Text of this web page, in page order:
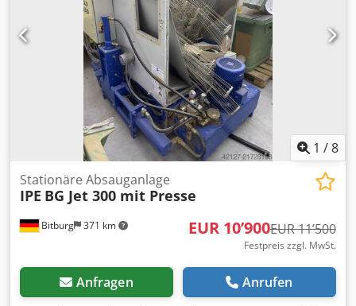
1 /8
Bitburg 371 km
Stationäre Absauganlage
IPE BG Jet 300 mit Presse
EUR 10’900EUR 11’500
Festpreis zzgl. MwSt.
Anfragen Anrufen